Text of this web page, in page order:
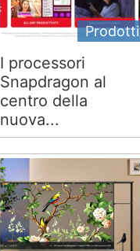
Prodotti
I processori
Snapdragon al
centro della
nuova...